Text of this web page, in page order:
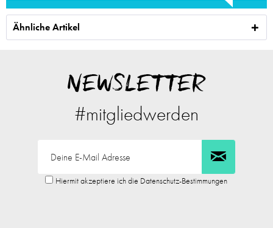
Ähnliche Artikel
NEWSLETTER
#mitgliedwerden
Hiermit akzeptiere ich die Datenschutz-Bestimmungen